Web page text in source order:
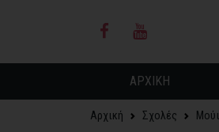
ΑΡΧΙΚΗ
Αρχική Σχολές